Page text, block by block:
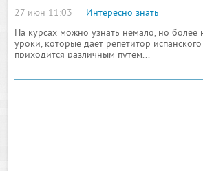
27 июн 11:03
Интересно знать
На курсах можно узнать немало, но более
уроки, которые дает репетитор
приходится различным путем...